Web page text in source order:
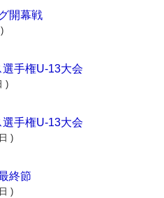
開幕戦
選手権U-13大会
)
選手権U-13大会
)
終節
)